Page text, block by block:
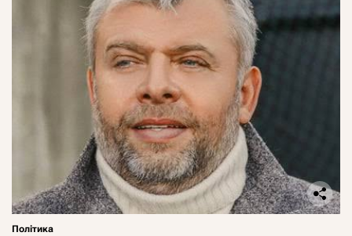
Політика